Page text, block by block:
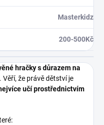
Masterkidz
200-500Kč
hračky s důrazem na
. Věří, že právě dětství je
učí prostřednictvím